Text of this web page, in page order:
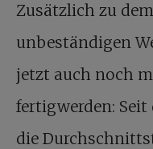
Zusätzlich zu
unbeständigen
jetzt auch noch
fertigwerden: Seit
die